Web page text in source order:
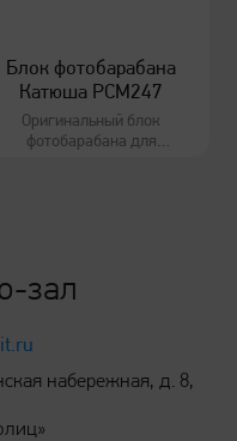
Блок фотобарабана
Катюша PCM247
Оригинальный блок
фотобарабана для
зал
набережная, д. 8,